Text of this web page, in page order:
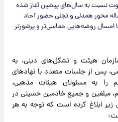
متفاوت نسبت به سال‌های پیشین آغاز شده
محور همدلی و تجلی حضور آحاد
امسال روضه‌هایی حماسی‌تر و پرشورتر
هیئت و تشکل‌های دینی، به
پس از جلسات متعدد با نهادهای
را به مسئولان هیئات مذهبی،
مبلغین و جمیع خادمین حسینی در
ابلاغ کرده است که توجه به هر